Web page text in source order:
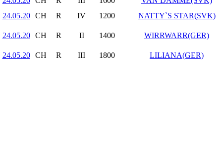
24.05.20
CH R IV 1200 NATTY`S STAR(SVK)
24.05.20 CH R II 1400 WIRRWARR(GER)
24.05.20 CH R III 1800 LILIANA(GER)